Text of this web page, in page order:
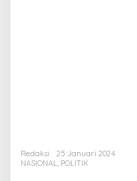
Redaksi
25 Januari 2024
NASIONAL, POLITIK